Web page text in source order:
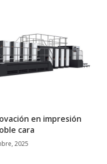
en impresión
cara
2025